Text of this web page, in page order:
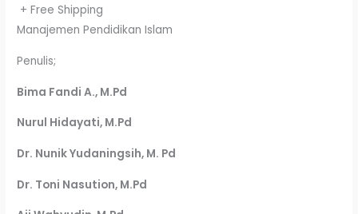
+ Free Shipping
Manajemen Pendidikan Islam
Penulis;
Bima Fandi A., M.Pd
Nurul Hidayati, M.Pd
Dr. Nunik Yudaningsih, M. Pd
Dr. Toni Nasution, M.Pd